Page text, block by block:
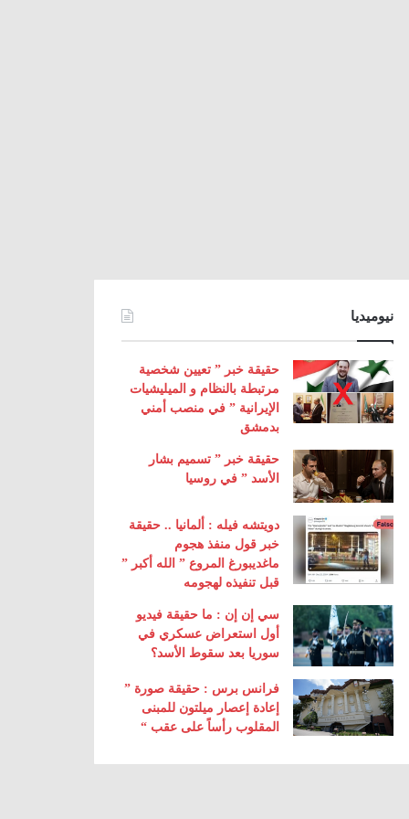
نيوميديا
حقيقة خبر ” تعيين شخصية
مرتبطة بالنظام و الميليشيات
الإيرانية ” في منصب أمني
بدمشق
حقيقة خبر ” تسميم بشار
الأسد ” في روسيا
دويتشه فيله : ألمانيا .. حقيقة
خبر قول منفذ هجوم
ماغديبورغ المروع ” الله أكبر ”
قبل تنفيذه لهجومه
سي إن إن : ما حقيقة فيديو
أول استعراض عسكري في
سوريا بعد سقوط الأسد؟
فرانس برس : حقيقة صورة ”
إعادة إعصار ميلتون للمبنى
المقلوب رأساً على عقب “